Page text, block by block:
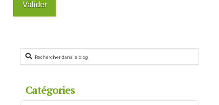
Rechercher
Catégories